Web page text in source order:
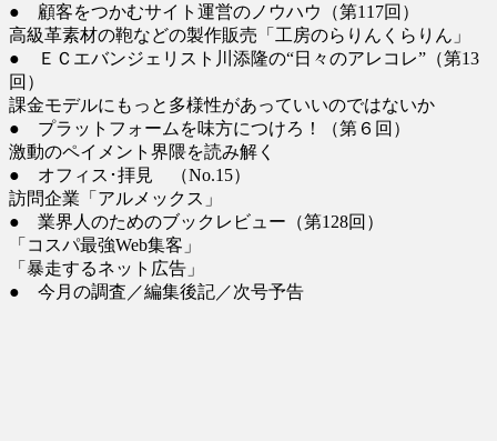
● 顧客をつかむサイト運営のノウハウ（第117回）
高級革素材の鞄などの製作販売「工房のらりんくらりん」
● ＥＣエバンジェリスト川添隆の“日々のアレコレ”（第13
回）
課金モデルにもっと多様性があっていいのではないか
● プラットフォームを味方につけろ！（第６回）
激動のペイメント界隈を読み解く
● オフィス･拝見 （No.15）
訪問企業「アルメックス」
● 業界人のためのブックレビュー（第128回）
「コスパ最強Web集客」
「暴走するネット広告」
● 今月の調査／編集後記／次号予告